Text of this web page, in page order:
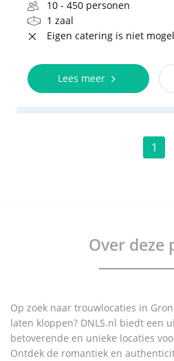
10 - 450 personen
1 zaal
Eigen catering is niet
Lees meer
1
Over deze
Op zoek naar trouwlocaties in
laten kloppen? DNLS.nl biedt een
betoverende en unieke locaties
Ontdek de romantiek en